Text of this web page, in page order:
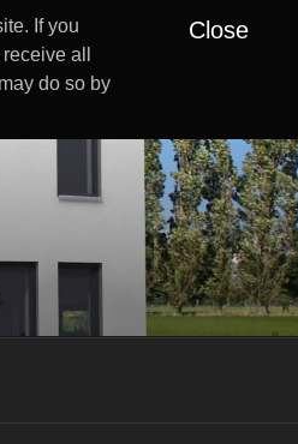
If you
all
do so by
Close